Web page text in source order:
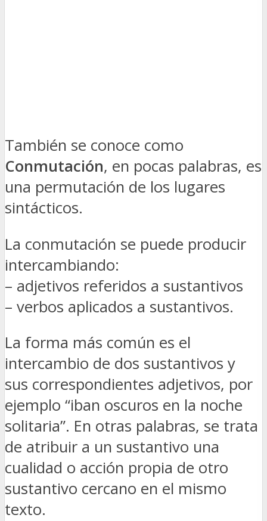
También se conoce como
Conmutación, en pocas palabras, es
una permutación de los lugares
sintácticos.
La conmutación se puede producir
intercambiando:
– adjetivos referidos a sustantivos
– verbos aplicados a sustantivos.
La forma más común es el
intercambio de dos sustantivos y
sus correspondientes adjetivos, por
ejemplo “iban oscuros en la noche
solitaria”. En otras palabras, se trata
de atribuir a un sustantivo una
cualidad o acción propia de otro
sustantivo cercano en el mismo
texto.